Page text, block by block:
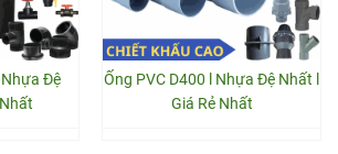
Nhựa Đệ
Ống PVC D400 l Nhựa Đệ Nhất l
Giá Rẻ Nhất